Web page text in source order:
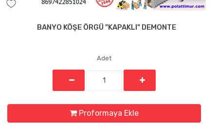
BANYO KÖŞE ÖRGÜ "KAPAKLI" DEMONTE
Adet
Proformaya Ekle